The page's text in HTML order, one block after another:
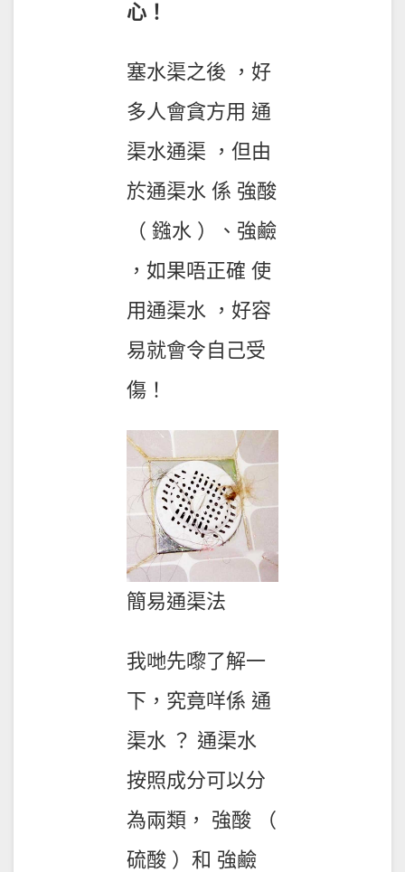
心！
塞水渠之後 ，好
多人會貪方用 通
渠水通渠 ，但由
於通渠水 係 強酸
（ 鏹水 ）、強鹼
，如果唔正確 使
用通渠水 ，好容
易就會令自己受
傷！
簡易通渠法
我哋先嚟了解一
下，究竟咩係 通
渠水 ？ 通渠水
按照成分可以分
為兩類， 強酸 （
硫酸 ）和 強鹼